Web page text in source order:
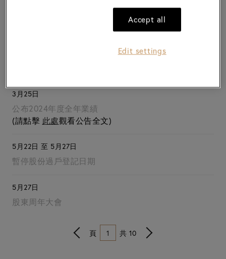
3月25日
公布2024年度全年業績
(請點擊 此處觀看公告全文)
5月22日 至 5月27日
暫停股份過戶登記日期
5月27日
股東周年大會
頁 共 10
Accept all
Edit settings